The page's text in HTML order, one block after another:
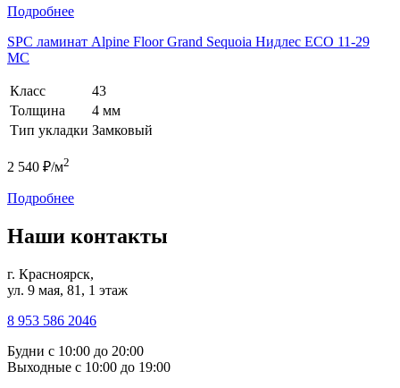
Подробнее
SPC ламинат Alpine Floor Grand Sequoia Нидлес ECO 11-29
MC
Класс
43
Толщина
4 мм
Тип укладки Замковый
2 540 ₽/м2
Подробнее
Наши контакты
г. Красноярск,
ул. 9 мая, 81, 1 этаж
8 953 586 2046
Будни с 10:00 до 20:00
Выходные с 10:00 до 19:00